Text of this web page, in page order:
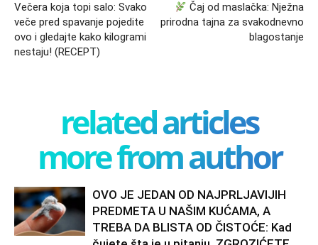
Večera koja topi salo: Svako
veče pred spavanje pojedite
ovo i gledajte kako kilogrami
nestaju! (RECEPT)
Čaj od maslačka: Nježna
prirodna tajna za svakodnevno
blagostanje
related articles
more from author
OVO JE JEDAN OD NAJPRLJAVIJIH
PREDMETA U NAŠIM KUĆAMA, A
TREBA DA BLISTA OD ČISTOĆE: Kad